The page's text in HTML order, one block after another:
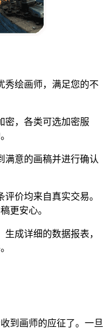
绘画师，满足您的不
，各类可选加密服
意的画稿并进行确认
价均来自真实交易。
更安心。
成详细的数据报表，
画师的应征了。一旦